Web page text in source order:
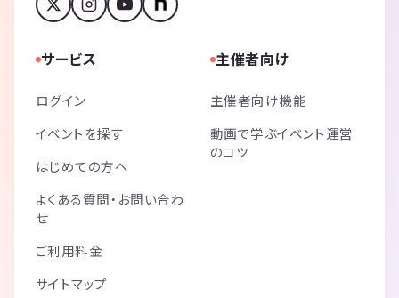
サービス
ログイン
イベントを探す
はじめての方へ
よくある質問・お問い合わ
せ
ご利用料金
サイトマップ
主催者向け
主催者向け機能
動画で学ぶイベント運営
のコツ